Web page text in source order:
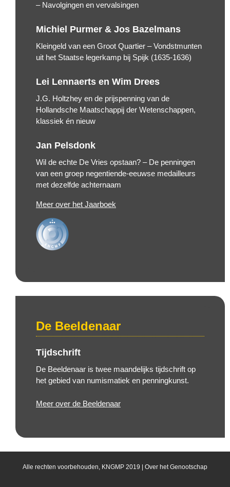
– Navolgingen en vervalsingen
Michiel Purmer & Jos Bazelmans
Kleingeld van een Groot Quartier – Vondstmunten
uit het Staatse legerkamp bij Spijk (1635-1636)
Lei Lennaerts en Wim Drees
J.G. Holtzhey en de prijspenning van de
Hollandsche Maatschappij der Wetenschappen,
klassiek én nieuw
Jan Pelsdonk
Wil de echte De Vries opstaan? – De penningen
van een groep negentiende-eeuwse medailleurs
met dezelfde achternaam
Meer over het Jaarboek
De Beeldenaar
Tijdschrift
De Beeldenaar is twee maandelijks tijdschrift op
het gebied van numismatiek en penningkunst.
Meer over de Beeldenaar
Alle rechten voorbehouden, KNGMP 2019 | Over het Genootschap